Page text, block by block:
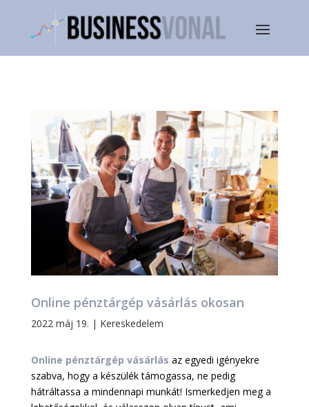
Online pénztárgép vásárlás okosan
2022 máj 19. | Kereskedelem
Online pénztárgép vásárlás az egyedi igényekre
szabva, hogy a készülék támogassa, ne pedig
hátráltassa a mindennapi munkát! Ismerkedjen meg a